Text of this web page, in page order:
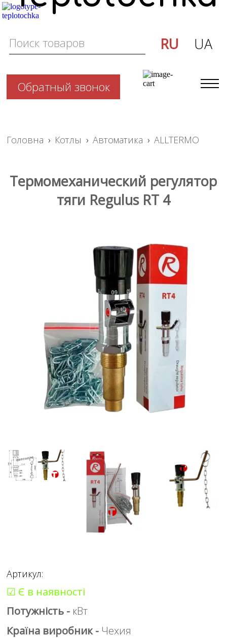
Обратный звонок
RU UA
Головна › Котлы › Автоматика › ALLTERMO
Термомеханический регулятор
тяги Regulus RT 4
Артикул:
☑ Є в наявності
Потужність - кВт
Країна виробник - Чехия